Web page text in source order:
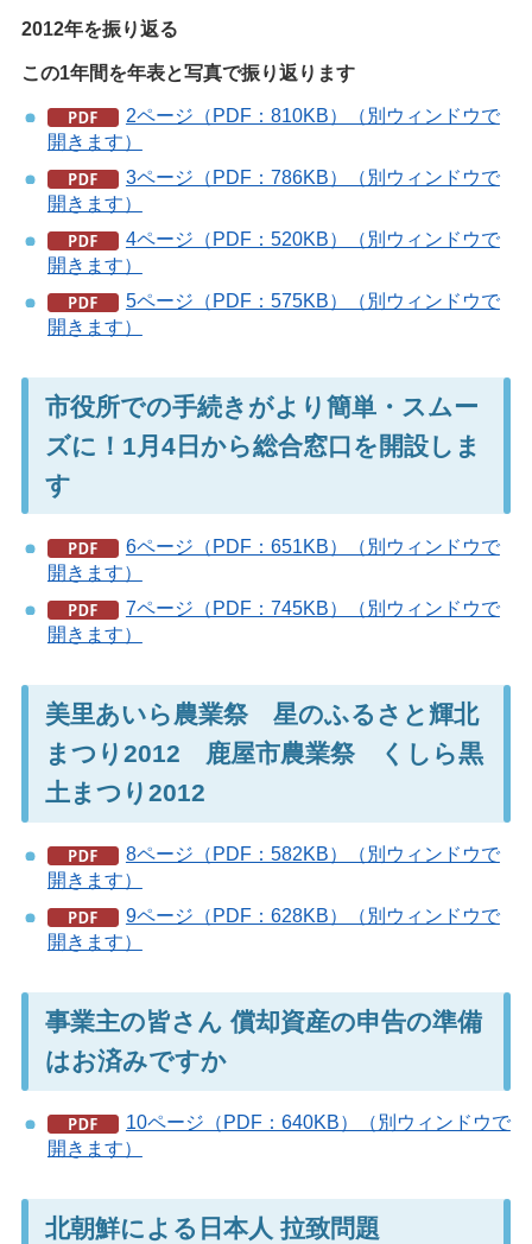
2012年を振り返る
この1年間を年表と写真で振り返ります
2ページ（PDF：810KB）（別ウィンドウで
開きます）
3ページ（PDF：786KB）（別ウィンドウで
開きます）
4ページ（PDF：520KB）（別ウィンドウで
開きます）
5ページ（PDF：575KB）（別ウィンドウで
開きます）
市役所での手続きがより簡単・スムー
ズに！1月4日から総合窓口を開設しま
す
6ページ（PDF：651KB）（別ウィンドウで
開きます）
7ページ（PDF：745KB）（別ウィンドウで
開きます）
美里あいら農業祭 星のふるさと輝北
まつり2012 鹿屋市農業祭 くしら黒
土まつり2012
8ページ（PDF：582KB）（別ウィンドウで
開きます）
9ページ（PDF：628KB）（別ウィンドウで
開きます）
事業主の皆さん 償却資産の申告の準備
はお済みですか
10ページ（PDF：640KB）（別ウィンドウで
開きます）
北朝鮮による日本人 拉致問題